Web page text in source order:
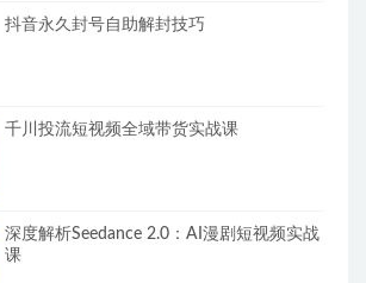
抖音永久封号自助解封技巧
千川投流短视频全域带货实战课
深度解析Seedance 2.0：AI漫剧短视频实战
课